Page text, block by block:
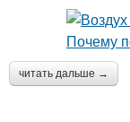
читать дальше →